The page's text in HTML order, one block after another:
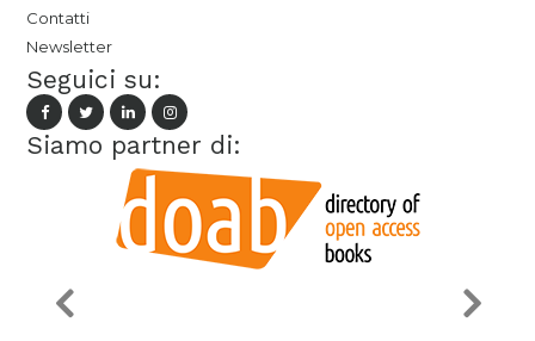
Contatti
Newsletter
Seguici su:
Siamo partner di: